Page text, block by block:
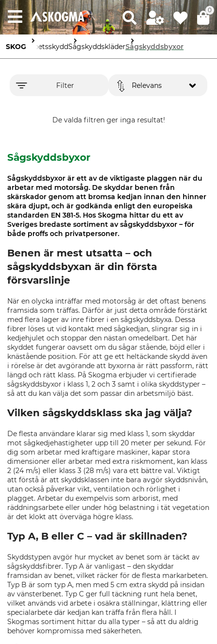
0
SKOG ArbetsskyddSågskyddskläderSågskyddsbyxor
Filter Relevans
De valda filtren ger inga resultat!
Sågskyddsbyxor
Sågskyddsbyxor är ett av de viktigaste plaggen när du
arbetar med motorsåg. De skyddar benen från
skärskador genom att bromsa kedjan innan den hinner
skära djupt, och är godkända enligt den europeiska
standarden EN 381-5. Hos Skogma hittar du ett av
Sveriges bredaste sortiment av sågskyddsbyxor – för
både proffs och privatpersoner.
Benen är mest utsatta – och
sågskyddsbyxan är din första
försvarslinje
När en olycka inträffar med motorsåg är det oftast benens
framsida som träffas. Därför är just detta område förstärkt
med flera lager av inre fibrer i en sågskyddsbyxa. Dessa
fibrer löses ut vid kontakt med sågkedjan, slingrar sig in i
kedjehjulet och stoppar den nästan omedelbart. Det här
skyddet fungerar oavsett om du sågar stående, böjd eller i
knästående position. För att ge ett heltäckande skydd även
i rörelse är det avgörande att byxorna är rätt passform, rätt
längd och rätt klass. På Skogma erbjuder vi certifierade
sågskyddsbyxor i klass 1, 2 och 3 samt i olika skyddstyper –
så att du kan välja det som passar din arbetsmiljö bäst.
Vilken sågskyddsklass ska jag välja?
De flesta användare klarar sig med klass 1, som skyddar
mot sågkedjehastigheter upp till 20 meter per sekund. För
dig som arbetar med kraftigare maskiner, kapar stora
dimensioner eller arbetar med extra riskmoment, kan klass
2 (24 m/s) eller klass 3 (28 m/s) vara ett bättre val. Viktigt
att förstå är att skyddsklassen inte bara avgör skyddsnivån,
utan också påverkar vikt, ventilation och rörlighet i
plagget. Arbetar du exempelvis som arborist, med
räddningsarbete eller under hög belastning i tät vegetation
är det klokt att överväga högre klass.
Typ A, B eller C – vad är skillnaden?
Skyddstypen avgör hur mycket av benet som är täckt av
sågskyddsfibrer. Typ A är vanligast – den skyddar
framsidan av benet, vilket räcker för de flesta markarbeten.
Typ B är som typ A, men med 5 cm extra skydd på insidan
av vänsterbenet. Typ C ger full täckning runt hela benet,
vilket används vid arbete i osäkra ställningar, klättring eller
specialarbete där kedjan kan träffa från flera håll. I
Skogmas sortiment hittar du alla typer – så att du aldrig
behöver kompromissa med säkerheten.